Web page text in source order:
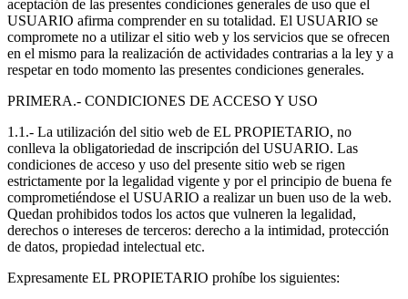
aceptación de las presentes condiciones generales de uso que el
USUARIO afirma comprender en su totalidad. El USUARIO se
compromete no a utilizar el sitio web y los servicios que se ofrecen
en el mismo para la realización de actividades contrarias a la ley y a
respetar en todo momento las presentes condiciones generales.
PRIMERA.- CONDICIONES DE ACCESO Y USO
1.1.- La utilización del sitio web de EL PROPIETARIO, no
conlleva la obligatoriedad de inscripción del USUARIO. Las
condiciones de acceso y uso del presente sitio web se rigen
estrictamente por la legalidad vigente y por el principio de buena fe
comprometiéndose el USUARIO a realizar un buen uso de la web.
Quedan prohibidos todos los actos que vulneren la legalidad,
derechos o intereses de terceros: derecho a la intimidad, protección
de datos, propiedad intelectual etc.
Expresamente EL PROPIETARIO prohíbe los siguientes: